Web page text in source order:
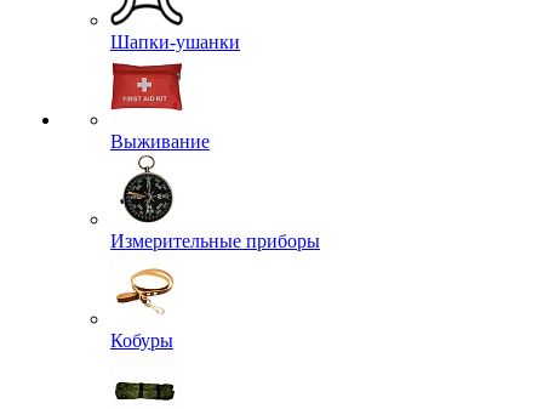
Шапки-ушанки
Выживание
Измерительные приборы
Кобуры